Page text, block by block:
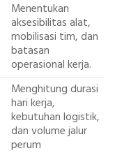
Menentukan
aksesibilitas alat,
mobilisasi tim, dan
batasan
operasional kerja.
Menghitung durasi
hari kerja,
kebutuhan logistik,
dan volume jalur
perum